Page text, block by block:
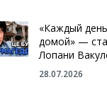
«Каждый
домой» —
Лопани
28.07.2026